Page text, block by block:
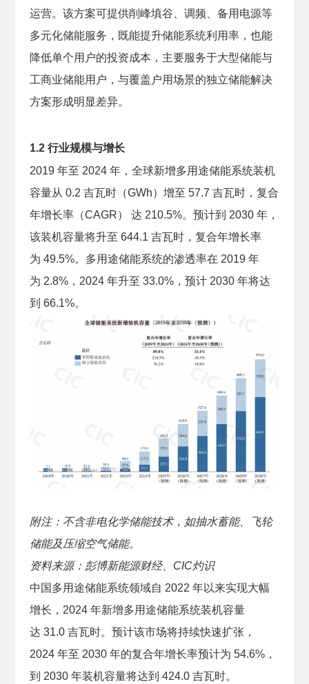
运营。该方案可提供削峰填谷、调频、备用电源等
多元化储能服务，既能提升储能系统利用率，也能
降低单个用户的投资成本，主要服务于大型储能与
工商业储能用户，与覆盖户用场景的独立储能解决
方案形成明显差异。
1.2 行业规模与增长
2019 年至 2024 年，全球新增多用途储能系统装机
容量从 0.2 吉瓦时（GWh）增至 57.7 吉瓦时，复合
年增长率（CAGR） 达 210.5%。预计到 2030 年，
该装机容量将升至 644.1 吉瓦时，复合年增长率
为 49.5%。多用途储能系统的渗透率在 2019 年
为 2.8%，2024 年升至 33.0%，预计 2030 年将达
到 66.1%。
附注：不含非电化学储能技术，如抽水蓄能、飞轮
储能及压缩空气储能。
资料来源：彭博新能源财经、CIC灼识
中国多用途储能系统领域自 2022 年以来实现大幅
增长，2024 年新增多用途储能系统装机容量
达 31.0 吉瓦时。预计该市场将持续快速扩张，
2024 年至 2030 年的复合年增长率预计为 54.6%，
到 2030 年装机容量将达到 424.0 吉瓦时。